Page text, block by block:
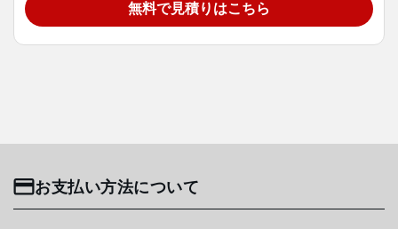
無料で見積りはこちら
お支払い方法について